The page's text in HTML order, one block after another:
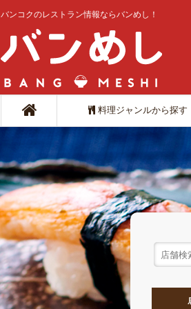
バンコクのレストラン情報ならバンめし！
料理ジャンルから探す